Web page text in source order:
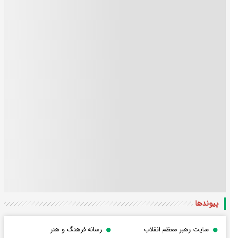
پیوندها
سایت رهبر معظم انقلاب
رسانه فرهنگ و هنر